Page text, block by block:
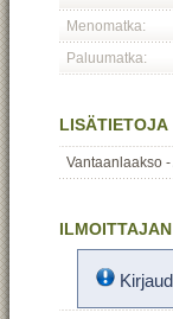
Menomatka:
Paluumatka:
LISÄTIETOJA
Vantaanlaakso